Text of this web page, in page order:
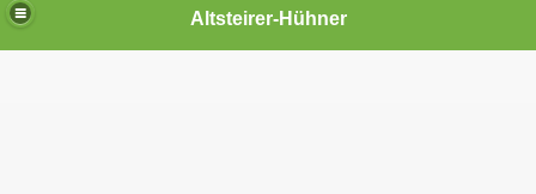
Altsteirer-Hühner